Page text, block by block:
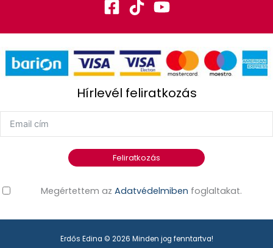
Hírlevél feliratkozás
Feliratkozás
Megértettem az Adatvédelmiben foglaltakat.
Erdős Edina © 2026 Minden jog fenntartva!